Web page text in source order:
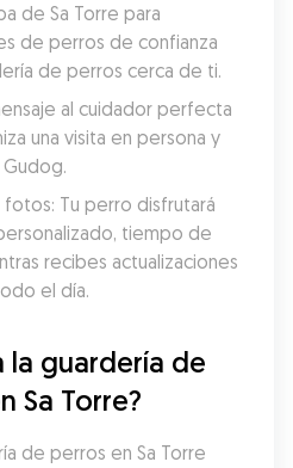
de Sa Torre para
de perros de confianza
de perros cerca de ti.
al cuidador perfecta
una visita en persona y
Tu perro disfrutará
tiempo de
recibes actualizaciones
el día.
la guardería de
Sa Torre?
de perros en Sa Torre